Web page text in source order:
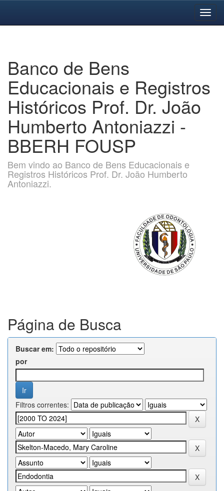
Banco de Bens
Educacionais e Registros
Históricos Prof. Dr. João
Humberto Antoniazzi -
BBERH FOUSP
Bem vindo ao Banco de Bens Educacionais e
Registros Históricos Prof. Dr. João Humberto
Antoniazzi.
Página de Busca
Buscar em:
por
Filtros correntes: